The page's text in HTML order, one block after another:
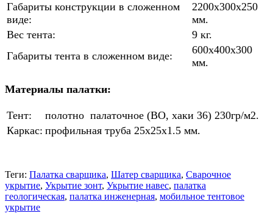
Габариты конструкции в сложенном
виде:
2200х300х250
мм.
Вес тента:
9 кг.
Габариты тента в сложенном виде:
600х400х300
мм.
Материалы палатки:
Тент: полотно палаточное (ВО, хаки 36) 230гр/м2.
Каркас: профильная труба 25x25x1.5 мм.
Теги: Палатка сварщика, Шатер сварщика, Сварочное
укрытие, Укрытие зонт, Укрытие навес, палатка
геологическая, палатка инженерная, мобильное тентовое
укрытие